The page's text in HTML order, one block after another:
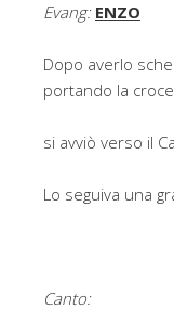
Evang: ENZO
Dopo averlo
portando la
si avviò verso il
Lo seguiva una
Canto: